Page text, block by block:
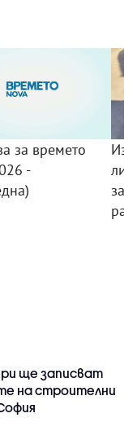
за времето
-
ще записват
на строителни